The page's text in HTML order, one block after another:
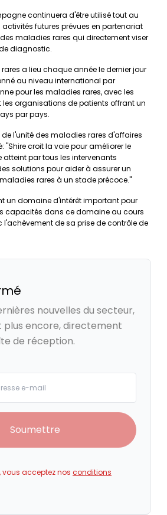
continuera d'être utilisé tout au
activités futures prévues en partenariat
maladies rares qui directement viser
diagnostic.
a lieu chaque année le dernier jour
au niveau international par
pour les maladies rares, avec les
organisations de patients offrant un
par pays.
l'unité des maladies rares d'affaires
"Shire croit la voie pour améliorer le
par tous les intervenants
solutions pour aider à assurer un
rares à un stade précoce."
un domaine d'intérêt important pour
capacités dans ce domaine au cours
l'achèvement de sa prise de contrôle de
nouvelles du secteur,
plus encore, directement
de réception.
Soumettre
vous acceptez nos conditions